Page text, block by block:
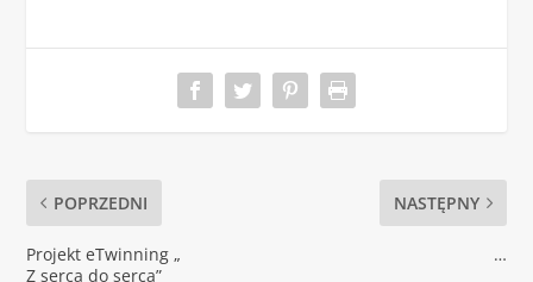
POPRZEDNI
Projekt eTwinning „
Z serca do serca”
NASTĘPNY
…